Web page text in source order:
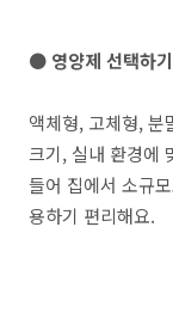
● 영양제 선택하기
액체형, 고체형, 분
크기, 실내 환경에
들어 집에서 소규
용하기 편리해요.